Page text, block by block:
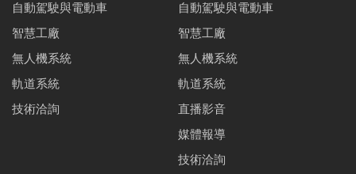
自動駕駛與電動車
智慧工廠
無人機系統
軌道系統
技術洽詢
自動駕駛與電動車
智慧工廠
無人機系統
軌道系統
直播影音
媒體報導
技術洽詢